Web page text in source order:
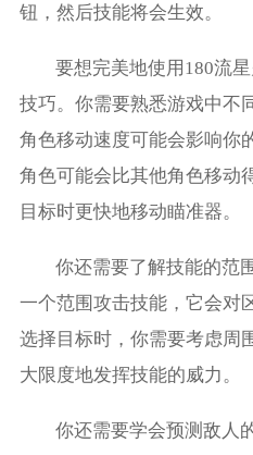
钮，然后技能将会生效。
要想完美地使用180流
技巧。你需要熟悉游戏中不
角色移动速度可能会影响你
角色可能会比其他角色移动
目标时更快地移动瞄准器。
你还需要了解技能的范
一个范围攻击技能，它会对
选择目标时，你需要考虑周
大限度地发挥技能的威力。
你还需要学会预测敌人